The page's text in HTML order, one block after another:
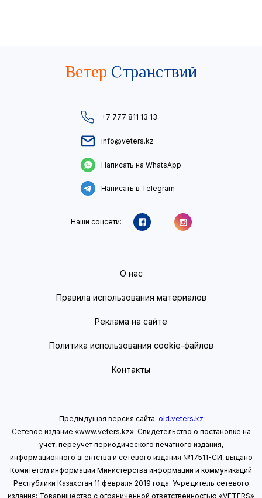
Ветер Странствий
+7 777 811 13 13
info@veters.kz
Написать на WhatsApp
Написать в Telegram
Наши соцсети:
О нас
Правила использования материалов
Реклама на сайте
Политика использования cookie-файлов
Контакты
Предыдущая версия сайта: old.veters.kz
Сетевое издание «www.veters.kz». Свидетельство о постановке на
учет, переучет периодического печатного издания,
информационного агентства и сетевого издания №17511-СИ, выдано
Комитетом информации Министерства информации и коммуникаций
Республики Казахстан 11 февраля 2019 года. Учредитель сетевого
издания: Товарищество с ограниченной ответственностью «VETERS»